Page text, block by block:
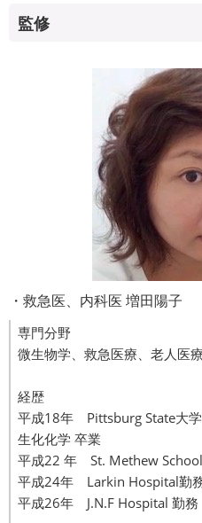
監修
・救急医、内科医 増田陽子
専門分野
微生物学、救急医療、老人医療
経歴
平成18年 Pittsburg State大
生化化学 卒業
平成22 年 St. Methew
平成24年 Larkin Hospital勤
平成26年 J.N.F Hospital 勤務